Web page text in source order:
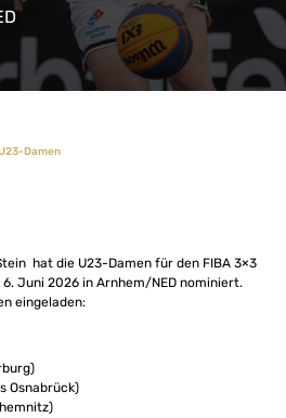
Damen
hat die U23-Damen für den FIBA 3×3
6. Juni 2026 in Arnhem/NED nominiert.
eingeladen:
Osnabrück)